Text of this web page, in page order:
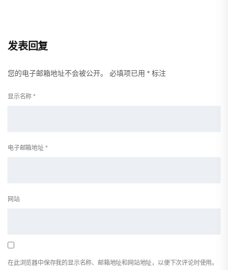
发表回复
您的电子邮箱地址不会被公开。 必填项已用 * 标注
显示名称 *
电子邮箱地址 *
网站
在此浏览器中保存我的显示名称、邮箱地址和网站地址，以便下次评论时使用。